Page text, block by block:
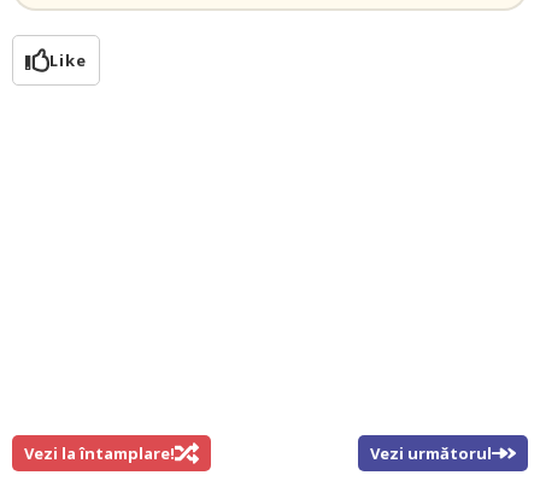
Like
Vezi la întamplare! Vezi următorul